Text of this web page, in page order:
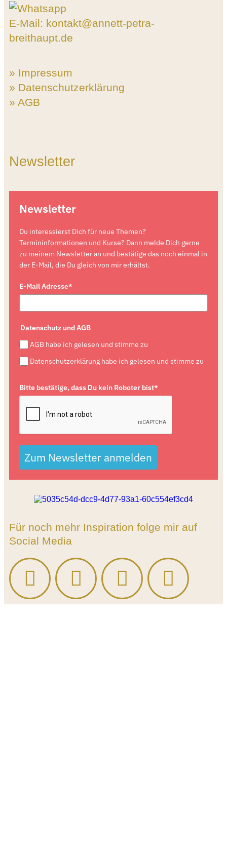
E-Mail: kontakt@annett-petra-
breithaupt.de
» Impressum
» Datenschutzerklärung
» AGB
Newsletter
Newsletter
Du interessierst Dich für neue Themen?
Termininformationen und Kurse? Dann melde Dich gerne
zu meinem Newsletter an und bestätige das noch einmal in
der E-Mail, die Du gleich von mir erhältst.
E-Mail Adresse*
Datenschutz und AGB
AGB habe ich gelesen und stimme zu
Datenschutzerklärung habe ich gelesen und stimme zu
Bitte bestätige, dass Du kein Roboter bist*
Zum Newsletter anmelden
Für noch mehr Inspiration folge mir auf
Social Media